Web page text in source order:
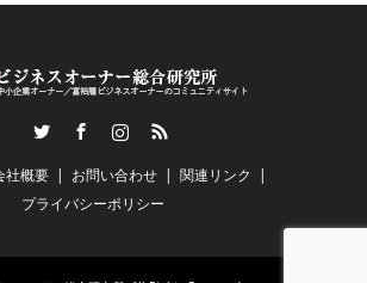
RSS
社概要 お問い合わせ
関連リンク
プライバシーポリシー